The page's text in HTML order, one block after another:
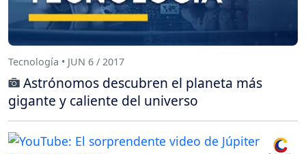
Tecnología • JUN 6 / 2017
Astrónomos descubren el planeta más
gigante y caliente del universo